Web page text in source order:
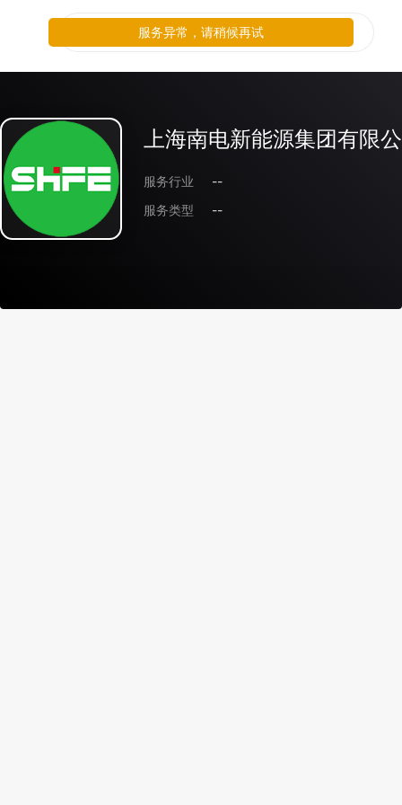
上海南电新能源集团有限
服务行业
--
服务类型
--
服务异常，请稍候再试